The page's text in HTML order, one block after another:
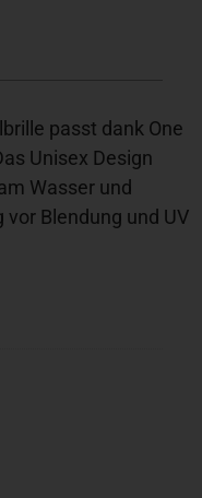
passt dank One
Unisex Design
Wasser und
Blendung und UV